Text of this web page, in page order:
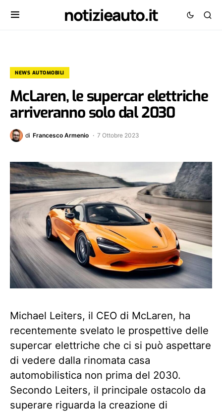
notizieauto.it
NEWS AUTOMOBILI
McLaren, le supercar elettriche
arriveranno solo dal 2030
di Francesco Armenio 7 Ottobre 2023
Michael Leiters, il CEO di McLaren, ha
recentemente svelato le prospettive delle
supercar elettriche che ci si può aspettare
di vedere dalla rinomata casa
automobilistica non prima del 2030.
Secondo Leiters, il principale ostacolo da
superare riguarda la creazione di